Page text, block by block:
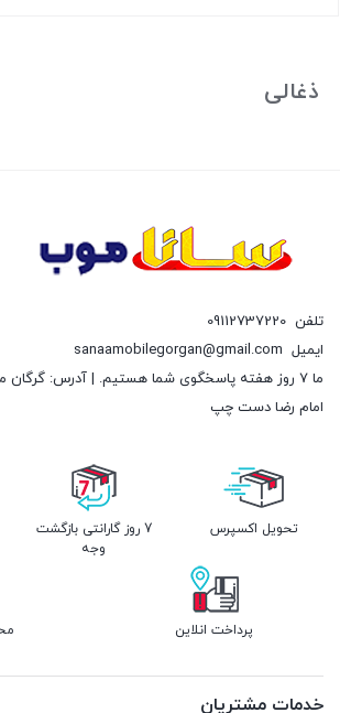
ذغالی
تلفن 09112737220
ایمیل sanaamobilegorgan@gmail.com
ما 7 روز هفته پاسخگوی شما هستیم. | آدرس:
امام رضا دست چپ
تحویل اکسپرس
7 روز گارانتی بازگشت
وجه
پرداخت انلاین
خدمات مشتریان